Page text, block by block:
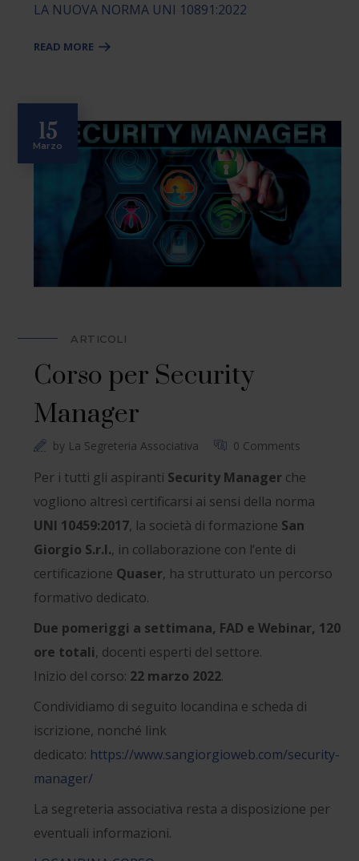
LA NUOVA NORMA UNI 10891:2022
READ MORE
15
Marzo
ARTICOLI
Corso per Security
Manager
by La Segreteria Associativa 0 Comments
Per i tutti gli aspiranti Security Manager che
vogliono altresì certificarsi ai sensi della norma
UNI 10459:2017, la società di formazione San
Giorgio S.r.l., in collaborazione con l’ente di
certificazione Quaser, ha strutturato un percorso
formativo dedicato.
Due pomeriggi a settimana, FAD e Webinar, 120
ore totali, docenti esperti del settore.
Inizio del corso: 22 marzo 2022.
Condividiamo di seguito locandina e scheda di
iscrizione, nonché link
dedicato: https://www.sangiorgioweb.com/security-
manager/
La segreteria associativa resta a disposizione per
eventuali informazioni.